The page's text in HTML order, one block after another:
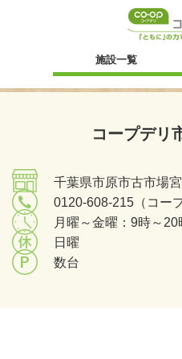
施設一覧
コープデリ
千葉県市原市古市場
0120-608-215（コー
月曜～金曜：9時～
日曜
数台